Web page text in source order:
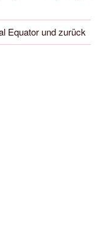
Equator und zurück